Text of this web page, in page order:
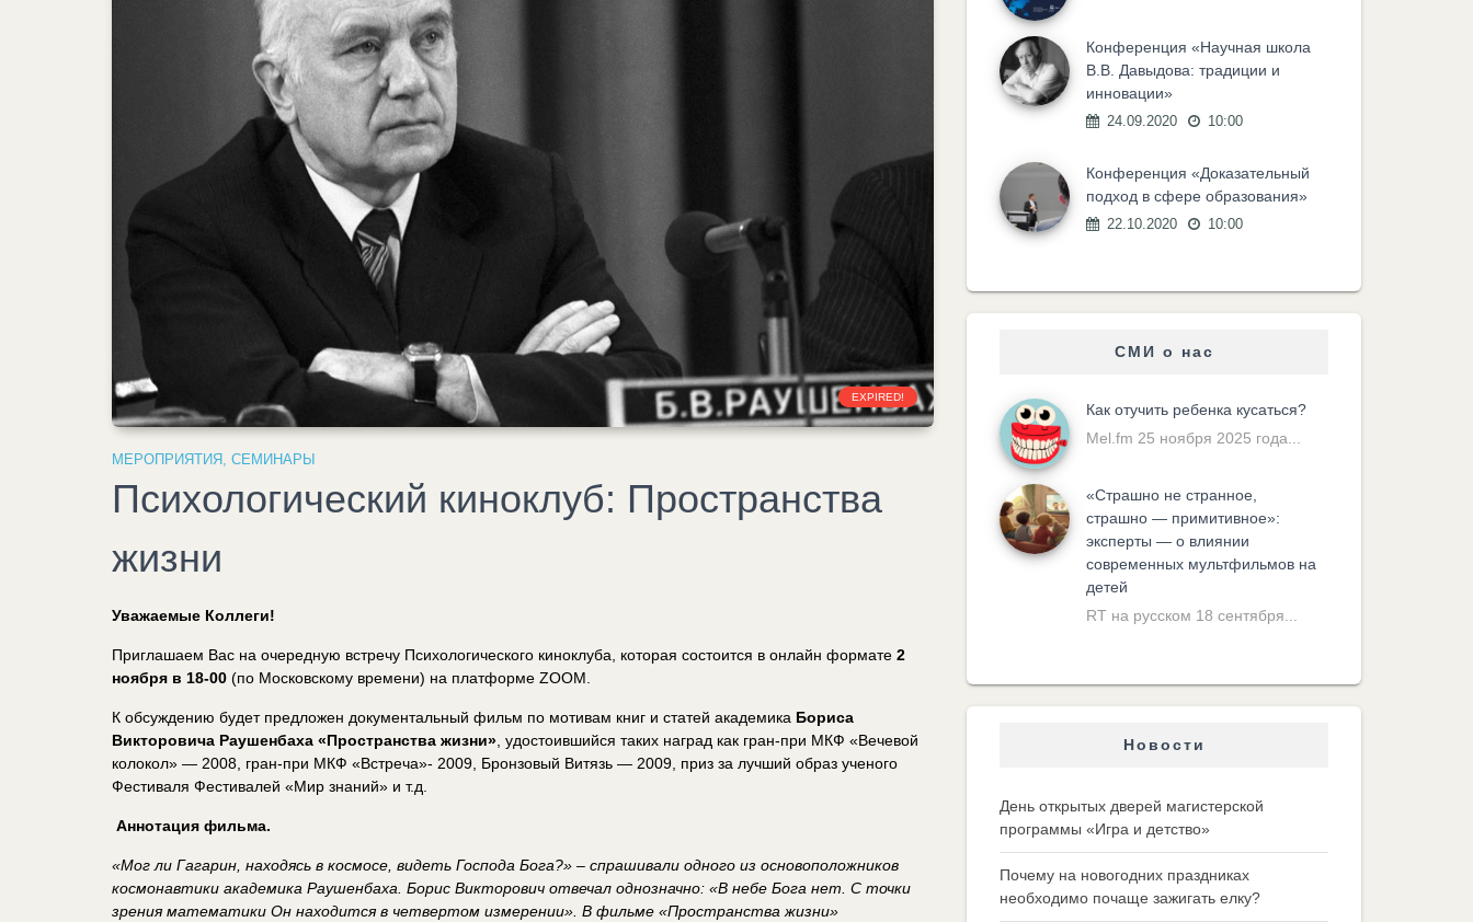
EXPIRED!
МЕРОПРИЯТИЯ , СЕМИНАРЫ
Психологический киноклуб: Пространства
жизни
Уважаемые Коллеги!
Приглашаем Ваc на очередную встречу Психологического киноклуба, которая состоится в онлайн формате 2
ноября в 18-00 (по Московскому времени) на платформе ZOOM.
К обсуждению будет предложен документальный фильм по мотивам книг и статей академика Бориса
Викторовича Раушенбаха «Пространства жизни», удостоившийся таких наград как гран-при МКФ «Вечевой
колокол» — 2008, гран-при МКФ «Встреча»- 2009, Бронзовый Витязь — 2009, приз за лучший образ ученого
Фестиваля Фестивалей «Мир знаний» и т.д.
Аннотация фильма.
«Мог ли Гагарин, находясь в космосе, видеть Господа Бога?» – спрашивали одного из основоположников
космонавтики академика Раушенбаха. Борис Викторович отвечал однозначно: «В небе Бога нет. С точки
зрения математики Он находится в четвертом измерении». В фильме «Пространства жизни»
Конференция «Научная школа
В.В. Давыдова: традиции и
инновации»
24.09.2020 10:00
Конференция «Доказательный
подход в сфере образования»
22.10.2020 10:00
СМИ о нас
Как отучить ребенка кусаться?
Mel.fm 25 ноября 2025 года...
«Cтрашно не странное,
страшно — примитивное»:
эксперты — о влиянии
современных мультфильмов на
детей
RT на русском 18 сентября...
Новости
День открытых дверей магистерской
программы «Игра и детство»
Почему на новогодних праздниках
необходимо почаще зажигать елку?